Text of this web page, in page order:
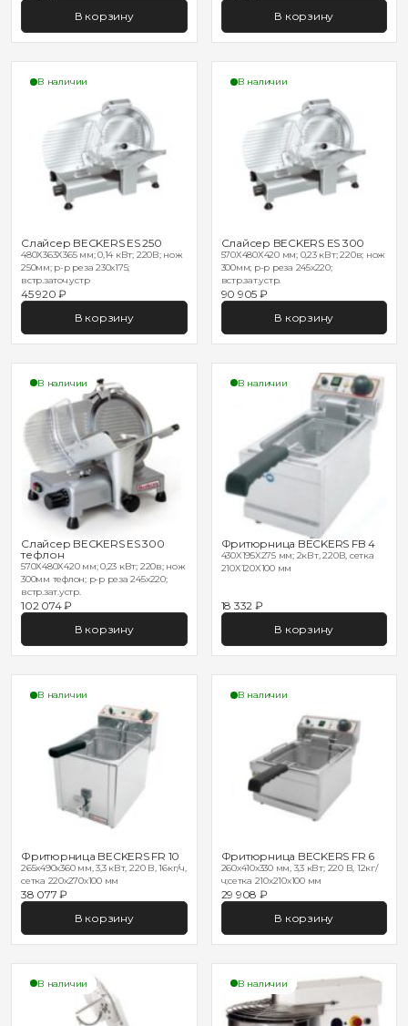
В корзину
В корзину
В наличии
Слайсер BECKERS ES 250
480Х363Х365 мм; 0,14 кВт; 220В; нож
250мм; р-р реза 230х175;
встр.заточ.устр
45 920 ₽
В корзину
В наличии
Слайсер BECKERS ES 300
570Х480Х420 мм; 0,23 кВт; 220в; нож
300мм; р-р реза 245х220;
встр.зат.устр.
90 905 ₽
В корзину
В наличии
Слайсер BECKERS ES 300
тефлон
570Х480Х420 мм; 0,23 кВт; 220в; нож
300мм тефлон; р-р реза 245х220;
встр.зат.устр.
102 074 ₽
В корзину
В наличии
Фритюрница BECKERS FB 4
430X195X275 мм; 2кВт, 220В, сетка
210Х120Х100 мм
18 332 ₽
В корзину
В наличии
Фритюрница BECKERS FR 10
265x490x360 мм, 3,3 кВт, 220 В, 16кг/ч,
сетка 220х270х100 мм
38 077 ₽
В корзину
В наличии
Фритюрница BECKERS FR 6
260x410x330 мм, 3,3 кВт; 220 В, 12кг/
ч;сетка 210х210х100 мм
29 908 ₽
В корзину
В наличии В наличии